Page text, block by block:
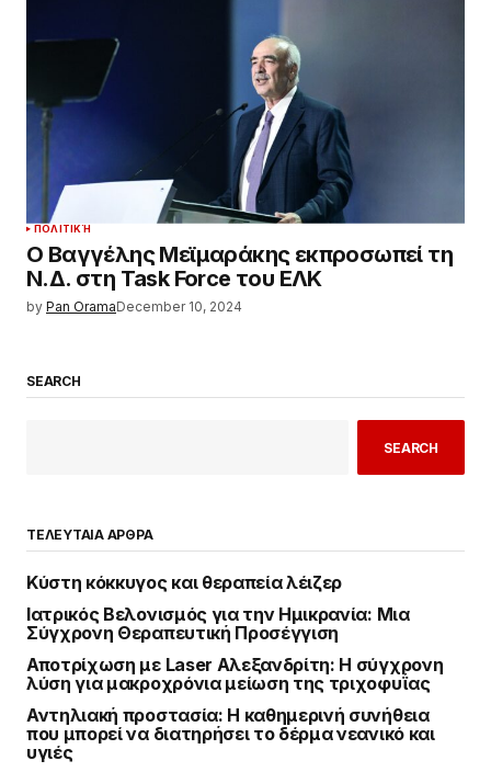
ΠΟΛΙΤΙΚΉ
Ο Βαγγέλης Μεϊμαράκης εκπροσωπεί τη
Ν.Δ. στη Task Force του ΕΛΚ
by Pan OramaDecember 10, 2024
SEARCH
SEARCH
ΤΕΛΕΥΤΑΙΑ ΑΡΘΡΑ
Κύστη κόκκυγος και θεραπεία λέιζερ
Ιατρικός Βελονισμός για την Ημικρανία: Μια
Σύγχρονη Θεραπευτική Προσέγγιση
Αποτρίχωση με Laser Αλεξανδρίτη: Η σύγχρονη
λύση για μακροχρόνια μείωση της τριχοφυΐας
Αντηλιακή προστασία: Η καθημερινή συνήθεια
που μπορεί να διατηρήσει το δέρμα νεανικό και
υγιές